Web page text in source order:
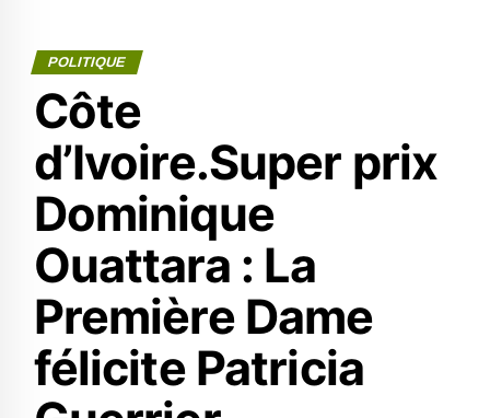
POLITIQUE
Côte
d’Ivoire.Super prix
Dominique
Ouattara : La
Première Dame
félicite Patricia